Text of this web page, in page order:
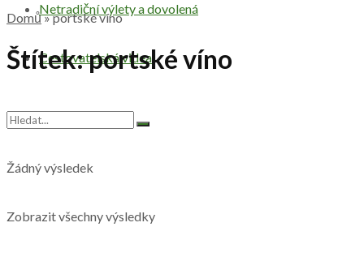
Netradiční výlety a dovolená
Cestovatelská videa
Žádný výsledek
Zobrazit všechny výsledky
Domů»portské víno
Štítek:portské víno